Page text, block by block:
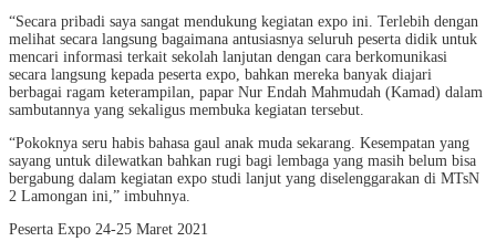
“Secara pribadi saya sangat mendukung kegiatan expo ini. Terlebih dengan
melihat secara langsung bagaimana antusiasnya seluruh peserta didik untuk
mencari informasi terkait sekolah lanjutan dengan cara berkomunikasi
secara langsung kepada peserta expo, bahkan mereka banyak diajari
berbagai ragam keterampilan, papar Nur Endah Mahmudah (Kamad) dalam
sambutannya yang sekaligus membuka kegiatan tersebut.
“Pokoknya seru habis bahasa gaul anak muda sekarang. Kesempatan yang
sayang untuk dilewatkan bahkan rugi bagi lembaga yang masih belum bisa
bergabung dalam kegiatan expo studi lanjut yang diselenggarakan di MTsN
2 Lamongan ini,” imbuhnya.
Peserta Expo 24-25 Maret 2021